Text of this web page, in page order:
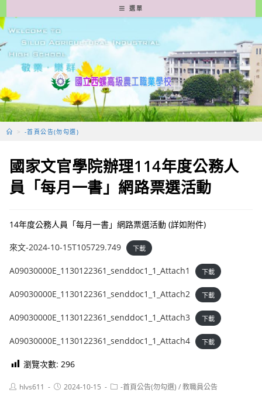
轉
至
要
容
選單
> -首頁公告(勿勾選)
國家文官學院辦理114年度公務人
員「每月一書」網路票選活動
14年度公務人員「每月一書」網路票選活動 (詳如附件)
來文-2024-10-15T105729.749 下載
A09030000E_1130122361_senddoc1_1_Attach1 下載
A09030000E_1130122361_senddoc1_1_Attach2 下載
A09030000E_1130122361_senddoc1_1_Attach3 下載
A09030000E_1130122361_senddoc1_1_Attach4 下載
瀏覽次數: 296
Posthlvs611
Post2024-10-15
Post-首頁公告(勿勾選) /教職員公告